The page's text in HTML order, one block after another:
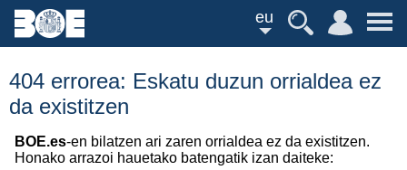
eu
404 errorea: Eskatu duzun orrialdea ez
da existitzen
BOE.es-en bilatzen ari zaren orrialdea ez da existitzen.
Honako arrazoi hauetako batengatik izan daiteke: